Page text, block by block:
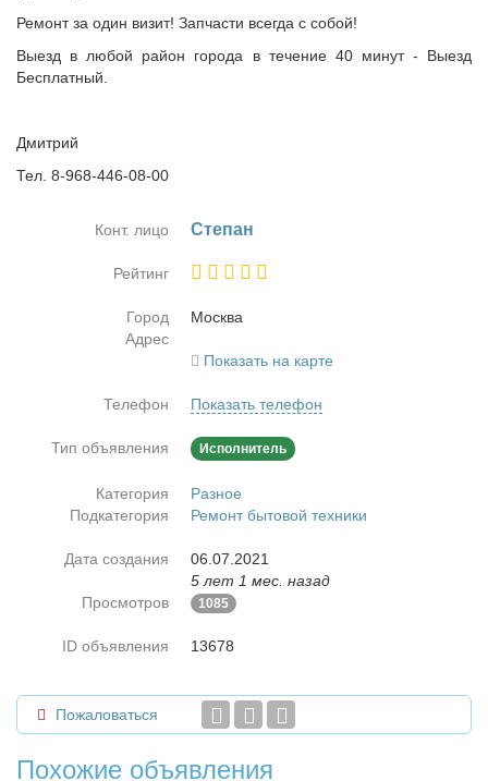
Ремонт за один визит! Запчасти всегда с собой!
Выезд в любой район города в течение 40 минут - Выезд
Бесплатный.
Дмитрий
Тел. 8-968-446-08-00
Конт. лицо Сте­пан
Рейтинг
Город
Москва
Адрес
Показать на карте
Телефон Показать телефон
Тип объявления Исполнитель
Категория
Разное
Подкатегория
Ремонт бытовой техники
Дата создания
06.07.2021
5 лет 1 мес. назад
Просмотров
1085
ID объявления 13678
Пожаловаться
Похожие объявления